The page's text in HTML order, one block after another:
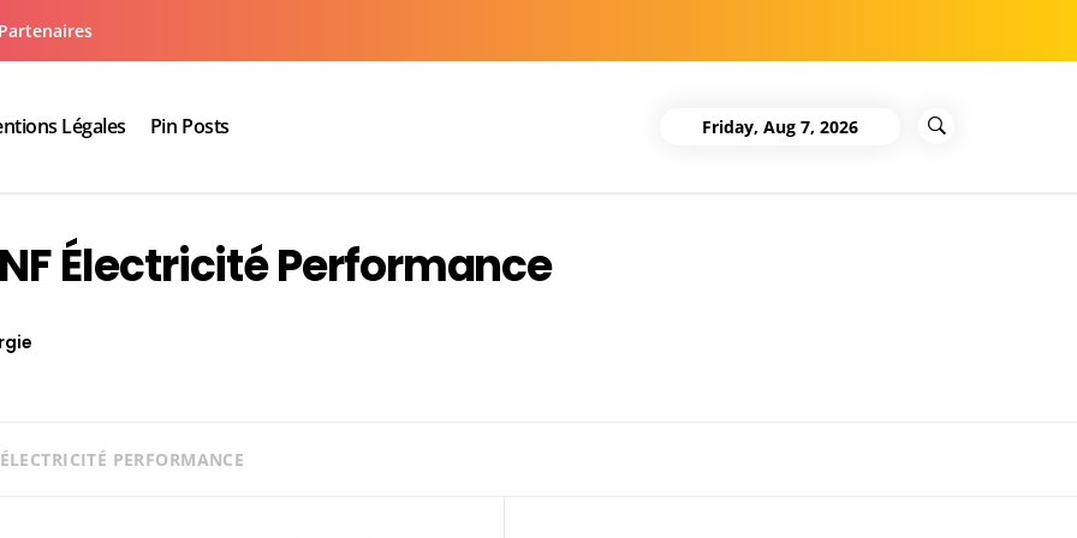
Partenaires
Légales Pin Posts Friday, Aug 7, 2026
Électricité Performance
PERFORMANCE